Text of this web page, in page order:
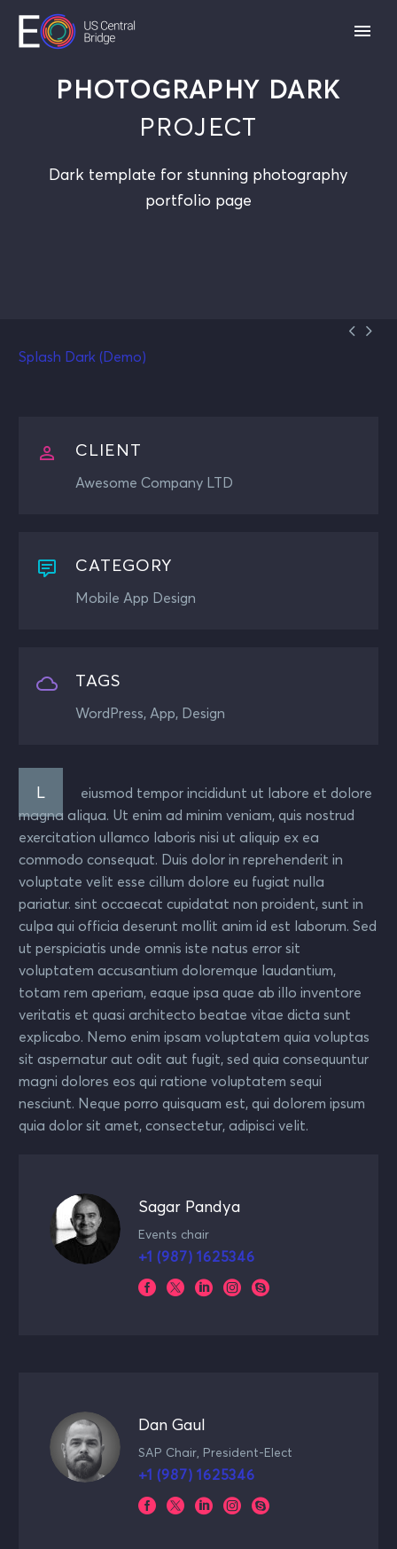
PHOTOGRAPHY DARK
PROJECT
Dark template for stunning photography
portfolio page
 
Splash Dark (Demo)
CLIENT
Awesome Company LTD
CATEGORY
Mobile App Design
TAGS
WordPress, App, Design
L
eiusmod tempor incididunt ut labore et dolore
magna aliqua. Ut enim ad minim veniam, quis nostrud
exercitation ullamco laboris nisi ut aliquip ex ea
commodo consequat. Duis dolor in reprehenderit in
voluptate velit esse cillum dolore eu fugiat nulla
pariatur. sint occaecat cupidatat non proident, sunt in
culpa qui officia deserunt mollit anim id est laborum. Sed
ut perspiciatis unde omnis iste natus error sit
voluptatem accusantium doloremque laudantium,
totam rem aperiam, eaque ipsa quae ab illo inventore
veritatis et quasi architecto beatae vitae dicta sunt
explicabo. Nemo enim ipsam voluptatem quia voluptas
sit aspernatur aut odit aut fugit, sed quia consequuntur
magni dolores eos qui ratione voluptatem sequi
nesciunt. Neque porro quisquam est, qui dolorem ipsum
quia dolor sit amet, consectetur, adipisci velit.
Sagar Pandya
Events chair
+1 (987) 1625346
Dan Gaul
SAP Chair, President-Elect
+1 (987) 1625346